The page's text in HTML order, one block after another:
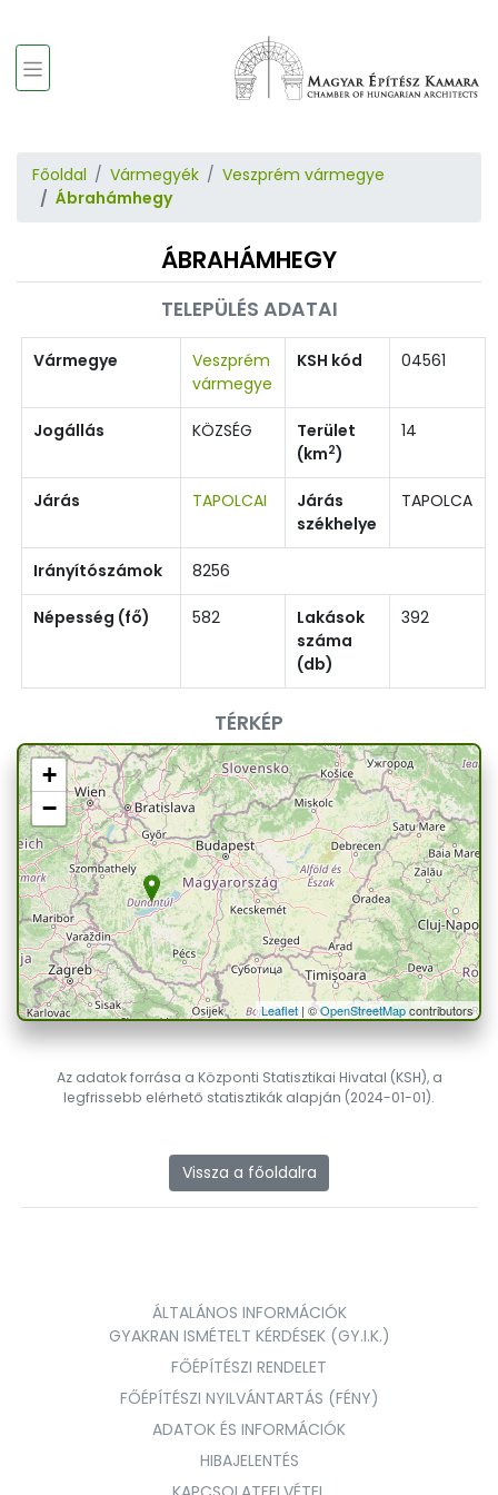
Főoldal Vármegyék
Veszprém vármegye
Ábrahámhegy
ÁBRAHÁMHEGY
TELEPÜLÉS ADATAI
Vármegye
Veszprém
vármegye
KSH kód 04561
Jogállás KÖZSÉG
Terület
(km2)
14
Járás TAPOLCAI
Járás
székhelye
TAPOLCA
Irányítószámok 8256
Népesség (fő) 582
Lakások
száma
(db)
392
TÉRKÉP
+
−
Leaflet| ©OpenStreetMapcontributors
Az adatok forrása a Központi Statisztikai Hivatal (KSH), a
legfrissebb elérhető statisztikák alapján (2024-01-01).
Vissza a főoldalra
ÁLTALÁNOS INFORMÁCIÓK
GYAKRAN ISMÉTELT KÉRDÉSEK (GY.I.K.)
FŐÉPÍTÉSZI RENDELET
FŐÉPÍTÉSZI NYILVÁNTARTÁS (FÉNY)
ADATOK ÉS INFORMÁCIÓK
HIBAJELENTÉS